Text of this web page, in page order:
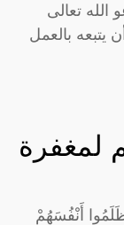
تعالى
يتبعه بالعمل
لمغفرة
أَنْفُسَهُمْ